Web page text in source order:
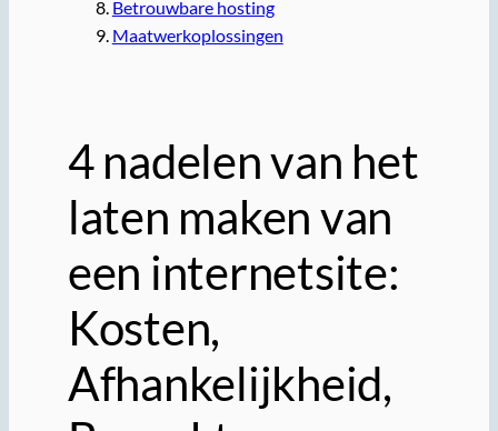
Betrouwbare hosting
Maatwerkoplossingen
4 nadelen van het
laten maken van
een internetsite:
Kosten,
Afhankelijkheid,